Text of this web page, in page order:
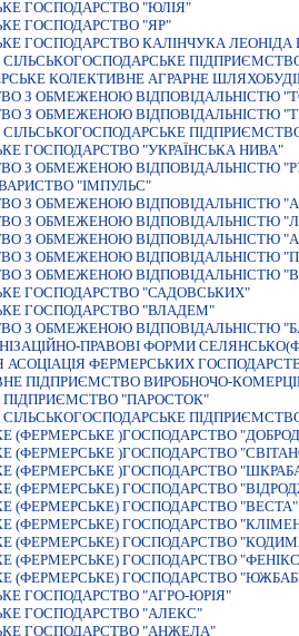
ГОСПОДАРСТВО "ЮЛIЯ"
ГОСПОДАРСТВО "ЯР"
ГОСПОДАРСТВО КАЛІНЧУКА ЛЕОНІДА
СIЛЬСЬКОГОСПОДАРСЬКЕ
КОЛЕКТИВНЕ АГРАРНЕ
З ОБМЕЖЕНОЮ ВIДПОВIДАЛЬНIСТЮ
З ОБМЕЖЕНОЮ ВIДПОВIДАЛЬНIСТЮ
СIЛЬСЬКОГОСПОДАРСЬКЕ
ГОСПОДАРСТВО "УКРАЇНСЬКА НИВА"
З ОБМЕЖЕНОЮ ВIДПОВIДАЛЬНIСТЮ
"IМПУЛЬС"
З ОБМЕЖЕНОЮ ВIДПОВIДАЛЬНIСТЮ
З ОБМЕЖЕНОЮ ВIДПОВIДАЛЬНIСТЮ
З ОБМЕЖЕНОЮ ВIДПОВIДАЛЬНIСТЮ
З ОБМЕЖЕНОЮ ВIДПОВIДАЛЬНIСТЮ
З ОБМЕЖЕНОЮ ВIДПОВIДАЛЬНIСТЮ
ГОСПОДАРСТВО "САДОВСЬКИХ"
ГОСПОДАРСТВО "ВЛАДЕМ"
З ОБМЕЖЕНОЮ ВIДПОВIДАЛЬНIСТЮ
ПРАВОВI ФОРМИ
АСОЦIАЦIЯ ФЕРМЕРСЬКИХ
ПIДПРИЄМСТВО ВИРОБНОЧО-
ПIДПРИЄМСТВО "ПАРОСТОК"
СIЛЬСЬКОГОСПОДАРСЬКЕ
(ФЕРМЕРСЬКЕ )ГОСПОДАРСТВО
(ФЕРМЕРСЬКЕ )ГОСПОДАРСТВО
(ФЕРМЕРСЬКЕ )ГОСПОДАРСТВО
(ФЕРМЕРСЬКЕ) ГОСПОДАРСТВО
(ФЕРМЕРСЬКЕ) ГОСПОДАРСТВО "ВЕСТА"
(ФЕРМЕРСЬКЕ) ГОСПОДАРСТВО
(ФЕРМЕРСЬКЕ) ГОСПОДАРСТВО
(ФЕРМЕРСЬКЕ) ГОСПОДАРСТВО
(ФЕРМЕРСЬКЕ) ГОСПОДАРСТВО
ГОСПОДАРСТВО "АГРО-ЮРIЯ"
ГОСПОДАРСТВО "АЛЕКС"
ГОСПОДАРСТВО "АНЖЕЛА"